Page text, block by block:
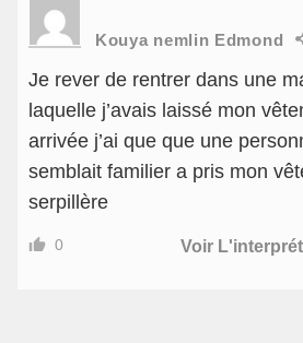
Kouya nemlin Edmond
Je rever de rentrer dans une
laquelle j’avais laissé mon
arrivée j’ai que que une
semblait familier a pris mon
serpillère
0 Voir